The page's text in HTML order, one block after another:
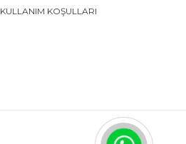
KULLANIM KOŞULLARI